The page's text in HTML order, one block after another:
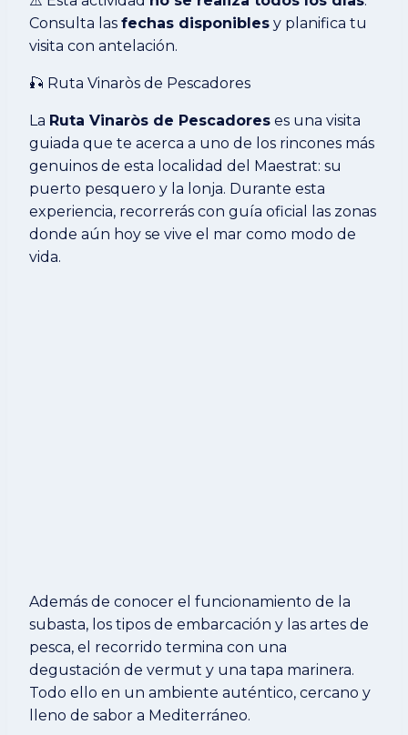
Consulta las fechas disponibles y planifica tu
visita con antelación.
🎣 Ruta Vinaròs de Pescadores
La Ruta Vinaròs de Pescadores es una visita
guiada que te acerca a uno de los rincones más
genuinos de esta localidad del Maestrat: su
puerto pesquero y la lonja. Durante esta
experiencia, recorrerás con guía oficial las zonas
donde aún hoy se vive el mar como modo de
vida.
Además de conocer el funcionamiento de la
subasta, los tipos de embarcación y las artes de
pesca, el recorrido termina con una
degustación de vermut y una tapa marinera.
Todo ello en un ambiente auténtico, cercano y
lleno de sabor a Mediterráneo.